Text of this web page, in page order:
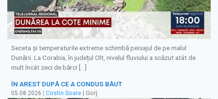
Seceta și temperaturile extreme schimbă peisajul de pe malul
Dunării. La Corabia, în județul Olt, nivelul fluviului a scăzut atât de
mult încât zeci de bărci […]
ÎN AREST DUPĂ CE A CONDUS BĂUT
05.08.2026 Costin Soare | Gorj